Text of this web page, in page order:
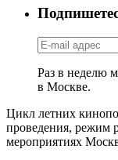
Раз в неделю
в Москве.
Цикл летних
проведения, режим
мероприятиях